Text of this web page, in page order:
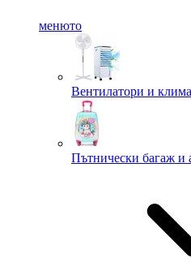
менюто
Вентилатори и
Пътнически багаж и